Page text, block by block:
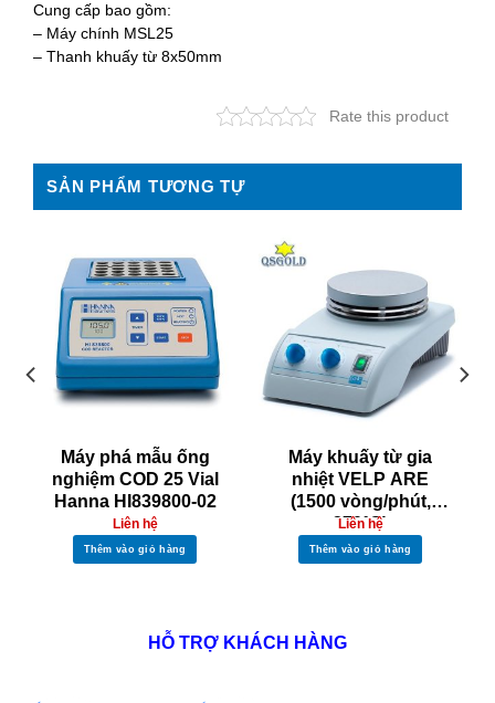
Cung cấp bao gồm:
– Máy chính MSL25
– Thanh khuấy từ 8x50mm
Rate this product
SẢN PHẨM TƯƠNG TỰ
Máy phá mẫu ống
nghiệm COD 25 Vial
Hanna HI839800-02
Liên hệ
Thêm vào giỏ hàng
Máy khuấy từ gia
nhiệt VELP ARE
(1500 vòng/phút,
370°C)
Liên hệ
Thêm vào giỏ hàng
HỖ TRỢ KHÁCH HÀNG